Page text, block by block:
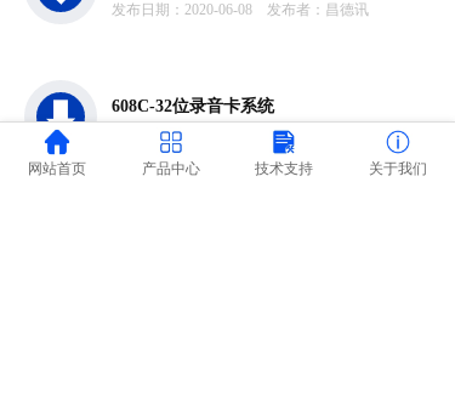
发布日期：2020-06-08 发布者：昌德讯
608C-32位录音卡系统
发布日期：2020-06-08 发布者：昌德讯
网站首页 产品中心 技术支持 关于我们